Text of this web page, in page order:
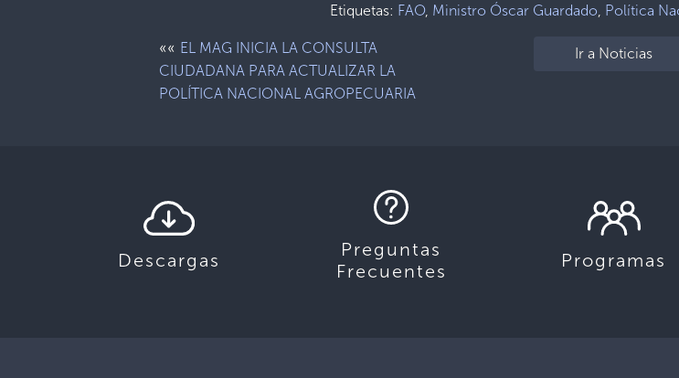
Etiquetas: FAO, Ministro Óscar Guardado, Política
«« EL MAG INICIA LA CONSULTA
CIUDADANA PARA ACTUALIZAR LA
POLÍTICA NACIONAL AGROPECUARIA
Ir a Noticias
Descargas
Preguntas
Frecuentes
Programas